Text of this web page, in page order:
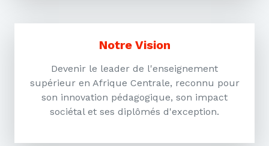
Notre Vision
Devenir le leader de l'enseignement
supérieur en Afrique Centrale, reconnu pour
son innovation pédagogique, son impact
sociétal et ses diplômés d'exception.